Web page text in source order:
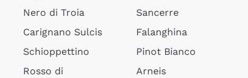
Nero di Troia
Carignano Sulcis
Schioppettino
Rosso di
Sancerre
Falanghina
Pinot Bianco
Arneis